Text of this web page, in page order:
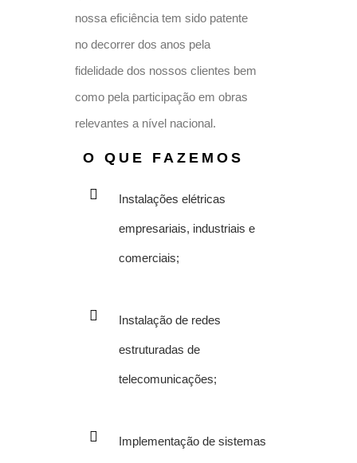
nossa eficiência tem sido patente
no decorrer dos anos pela
fidelidade dos nossos clientes bem
como pela participação em obras
relevantes a nível nacional.
O QUE FAZEMOS
Instalações elétricas
empresariais, industriais e
comerciais;
Instalação de redes
estruturadas de
telecomunicações;
Implementação de sistemas